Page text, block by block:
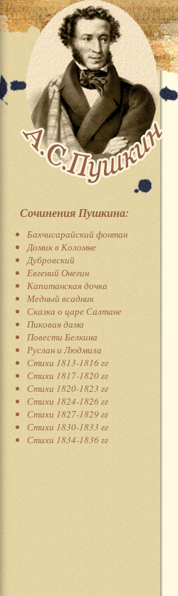
Сочинения Пушкина:
Бахчисарайский фонтан
Домик в Коломне
Дубровский
Евгений Онегин
Капитанская дочка
Медный всадник
Сказка о царе Салтане
Пиковая дама
Повести Белкина
Руслан и Людмила
Стихи 1813-1816 гг
Стихи 1817-1820 гг
Стихи 1820-1823 гг
Стихи 1824-1826 гг
Стихи 1827-1829 гг
Стихи 1830-1833 гг
Стихи 1834-1836 гг